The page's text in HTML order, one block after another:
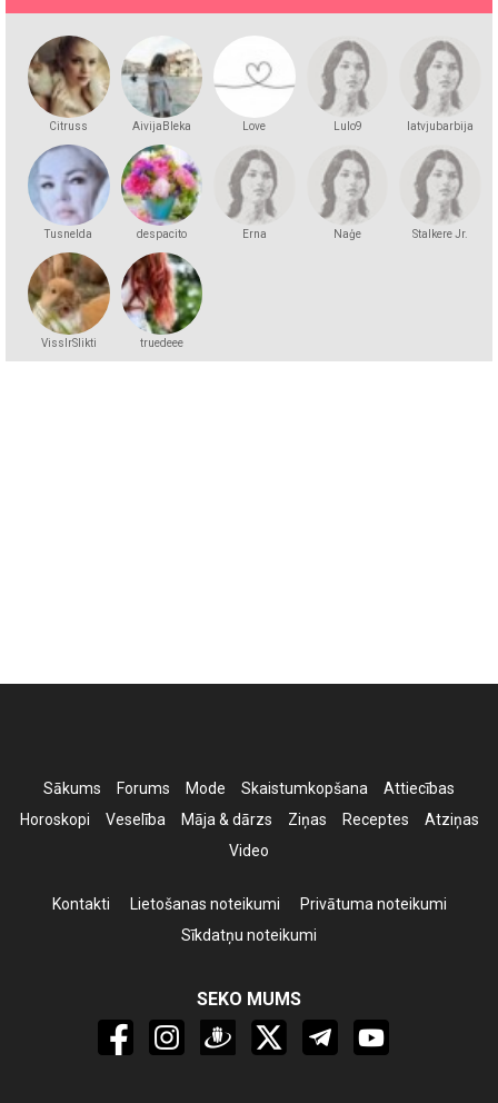
Citruss AivijaBleka Love Lulo9 latvjubarbija
Tusnelda despacito Erna Naģe Stalkere Jr.
VissIrSlikti truedeee
Sākums Forums Mode Skaistumkopšana
Attiecības
Horoskopi
Veselība Māja & dārzs Ziņas Receptes
Atziņas
Video
Kontakti Lietošanas noteikumi
Privātuma noteikumi
Sīkdatņu noteikumi
SEKO MUMS